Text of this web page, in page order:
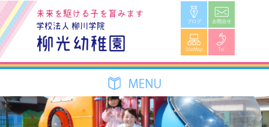
学校法人 柳川学院
柳光幼稚園
未来を駆ける子を育みます ブログ
SiteMap